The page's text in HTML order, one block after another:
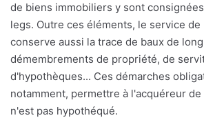
de biens immobiliers y sont
legs. Outre ces éléments, le service
conserve aussi la trace de baux de
démembrements de propriété, de
d'hypothèques... Ces démarches
notamment, permettre à l'acquéreur
n'est pas hypothéqué.